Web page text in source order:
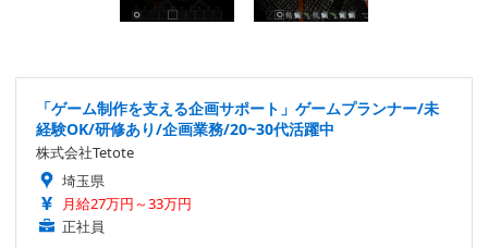
「ゲーム制作を支える企画サポート」ゲームプランナー/未
経験OK/研修あり/企画業務/20~30代活躍中
株式会社Tetote
埼玉県
月給27万円～33万円
正社員